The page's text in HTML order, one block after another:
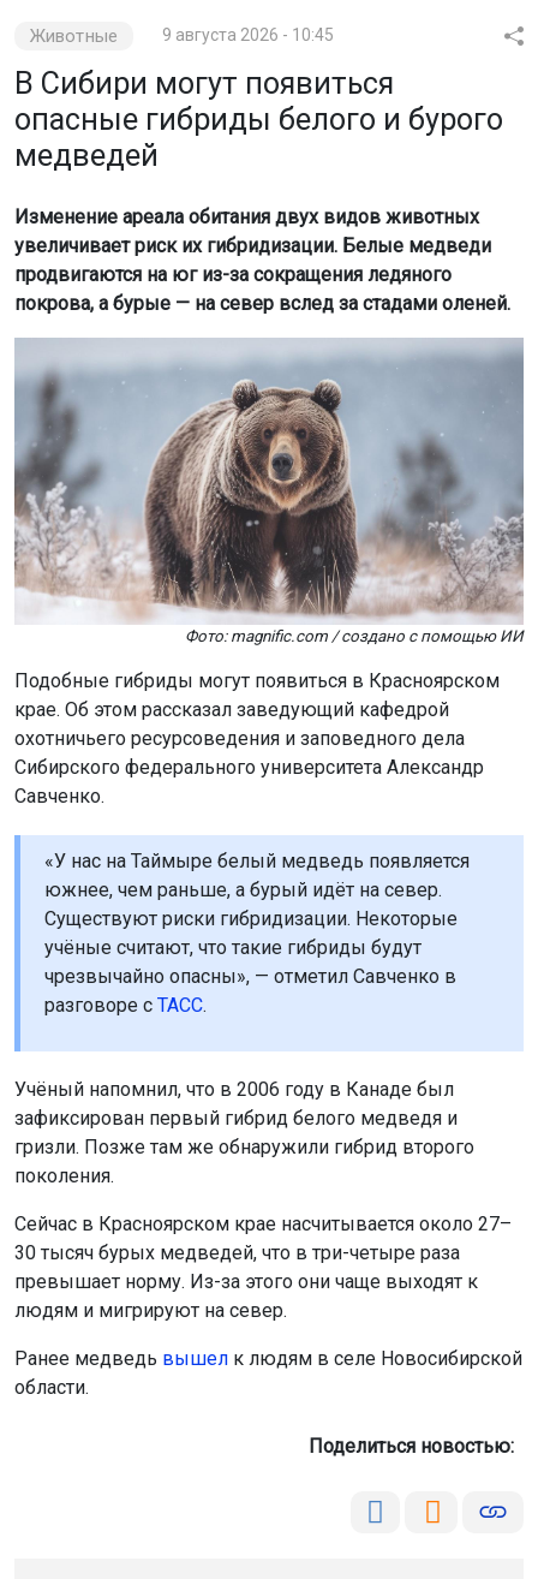
Животные 9 августа 2026 - 10:45
В Сибири могут появиться
опасные гибриды белого и бурого
медведей
Изменение ареала обитания двух видов животных
увеличивает риск их гибридизации. Белые медведи
продвигаются на юг из-за сокращения ледяного
покрова, а бурые — на север вслед за стадами оленей.
Фото: magnific.com / создано с помощью ИИ
Подобные гибриды могут появиться в Красноярском
крае. Об этом рассказал заведующий кафедрой
охотничьего ресурсоведения и заповедного дела
Сибирского федерального университета Александр
Савченко.
«У нас на Таймыре белый медведь появляется
южнее, чем раньше, а бурый идёт на север.
Существуют риски гибридизации. Некоторые
учёные считают, что такие гибриды будут
чрезвычайно опасны», — отметил Савченко в
разговоре с ТАСС.
Учёный напомнил, что в 2006 году в Канаде был
зафиксирован первый гибрид белого медведя и
гризли. Позже там же обнаружили гибрид второго
поколения.
Сейчас в Красноярском крае насчитывается около 27–
30 тысяч бурых медведей, что в три-четыре раза
превышает норму. Из-за этого они чаще выходят к
людям и мигрируют на север.
Ранее медведь вышел к людям в селе Новосибирской
области.
Поделиться новостью: